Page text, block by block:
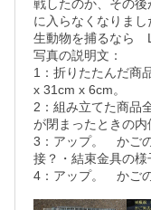
戦したのか、その
に入らなくなりま
生動物を捕るなら　
写真の説明文：
1：折りたたんだ商
x 31cm x 6cm。
2：組み立てた商品
が閉まったときの
3：アップ。　かご
接？・結束金具の
4：アップ。　かご